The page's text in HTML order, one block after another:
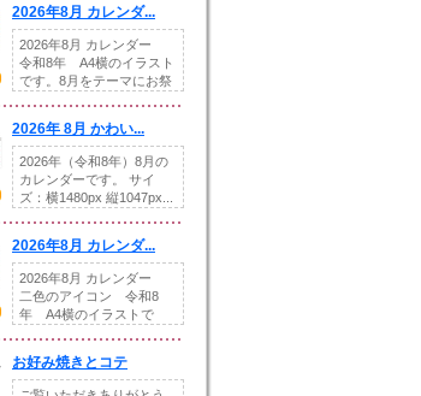
2026年8月 カレンダ...
2026年8月 カレンダー
令和8年 A4横のイラスト
です。8月をテーマにお祭
2026年 8月 かわい...
2026年（令和8年）8月の
カレンダーです。 サイ
ズ：横1480px 縦1047px...
2026年8月 カレンダ...
2026年8月 カレンダー
二色のアイコン 令和8
年 A4横のイラストで
お好み焼きとコテ